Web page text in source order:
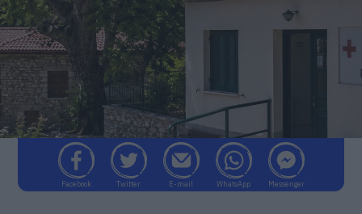
Facebook Twitter E-mail WhatsApp Messenger